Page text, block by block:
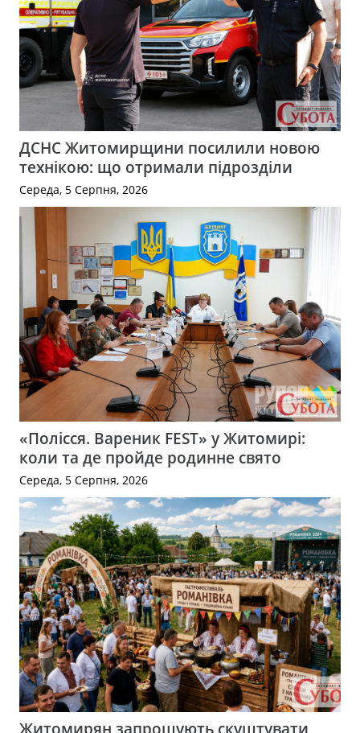
ДСНС Житомирщини посилили новою
технікою: що отримали підрозділи
Середа, 5 Серпня, 2026
«Полісся. Вареник FEST» у Житомирі:
коли та де пройде родинне свято
Середа, 5 Серпня, 2026